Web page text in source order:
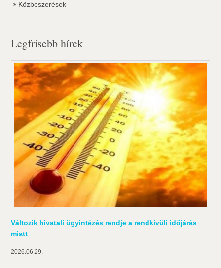
Közbeszerések
Legfrisebb hírek
Változik hivatali ügyintézés rendje a rendkívüli időjárás
miatt
2026.06.29.